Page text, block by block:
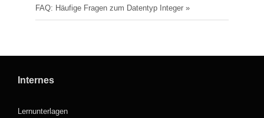
FAQ: Häufige Fragen zum Datentyp Integer
Internes
Lernunterlagen